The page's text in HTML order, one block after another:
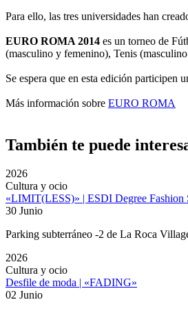
Para ello, las tres universidades han
EURO ROMA 2014 es un torneo de
(masculino y femenino), Tenis
Se espera que en esta edición
Más información sobre EURO ROMA
También te puede
2026
Cultura y ocio
«LIMIT(LESS)» | ESDI Degree Fashion
30 Junio
Parking subterráneo -2 de La Roca
2026
Cultura y ocio
Desfile de moda | «FADING»
02 Junio